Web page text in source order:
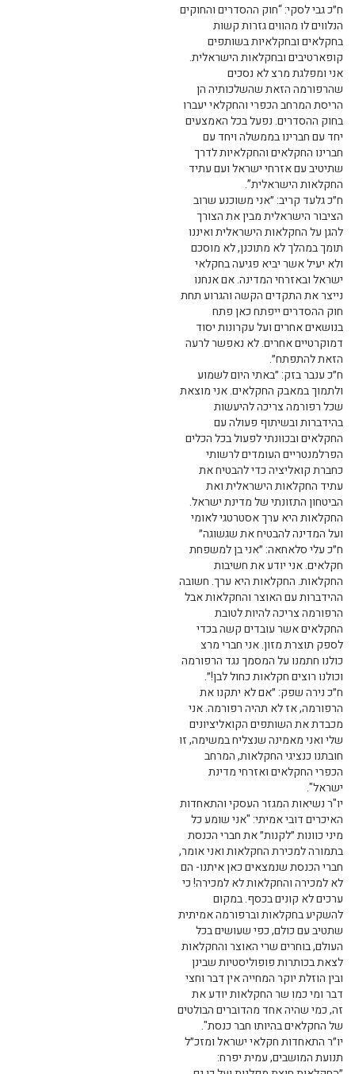
ח״כ גבי לסקי: “חוק ההסדרים והחוקים
הנלווים לו מהווים גזרות קשות
בחקלאים ובחקלאיות בשותפים
קופארטיבים ובחקלאות הישראלית.
אני ומפלגת מרצ לא נסכים
שהרפורמה הזאת שהשלכותיה הן
הריסת המרחב הכפרי והחקלאי יעברו
בחוק ההסדרים. נפעל בכל האמצעים
יחד עם חברינו בממשלה ויחד עם
חברינו החקלאים והחקלאיות לדרך
שתיטיב עם אזרחי ישראל ועם עתיד
החקלאות הישראלית”.
ח״כ גלעד קריב: ״אני משוכנע שרוב
הציבור הישראלית מבין את הצורך
להגן על החקלאות הישראלית ואיננו
תומך במהלך לא מתוכנן, לא מוסכם
ולא יעיל אשר יביא פגיעה בחקלאי
ישראל ובאזרחי המדינה. אם אנחנו
נייצר את התקדים הקשה והגרוע תחת
חוק ההסדרים ייפתח כאן פתח
בנושאים אחרים ועל עקרונות יסוד
דמוקרטיים אחרים. לא נאפשר לרעה
הזאת להתפתח״.
ח״כ ענבר בזק: ״באתי היום לשמוע
ולתמוך במאבק החקלאים. אני מוצאת
שכל רפורמה צריכה להיעשות
בהידברות ובשיתוף פעולה עם
החקלאים ובכוונתי לפעול בכל הכלים
הפרלמנטריים העומדים לרשותי
כחברת קואליציה כדי להבטיח את
עתיד החקלאות הישראלית ואת
הביטחון התזונתי של מדינת ישראל.
החקלאות היא ערך אסטרטגי לאומי
ועל המדינה להבטיח את שגשוגה״
ח״כ עלי סלאחאה: ״אני בן למשפחת
חקלאים. אני יודע את חשיבות
החקלאות. החקלאות היא ערך. חשובה
ההידברות עם האוצר והחקלאות אבל
הרפורמה צריכה להיות לטובת
החקלאים אשר עובדים קשה בכדי
לספק תוצרת מזון. אני חברי מרצ
כולנו חתמנו על המסמך נגד הרפורמה
וכולנו רוצים חקלאות כחול לבן!״.
ח״כ נירה שפק: ״אם לא יתקנו את
הרפורמה, אז לא תהיה רפורמה. אני
מכבדת את השותפים הקואליציונים
שלי ואני מאמינה שנצליח במשימה, זו
חובתנו כנציגי החקלאות, המרחב
הכפרי החקלאים ואזרחי מדינת
ישראל".
יו"ר נשיאות המגזר העסקי והתאחדות
האיכרים דובי אמיתי: "אני שומע כל
מיני כוונות ״לקנות״ את חברי הכנסת
בתמורה למכירת החקלאות ואני אומר,
חברי הכנסת שנמצאים כאן איתנו- הם
לא למכירה והחקלאות לא למכירה! כי
ערכים לא קונים בכסף. במקום
להשקיע בחקלאות וברפורמה אמיתית
שתטיב עם כולם, כפי שעושים בכל
העולם, בוחרים שרי האוצר והחקלאות
לצאת בכותרות פופוליסטיות שבינן
ובין הוזלת יוקר המחייה אין דבר וחצי
דבר ומי כמו שר החקלאות יודע את
זה, כמי שהיה אחד מהדוברים הבולטים
של החקלאים בהיותו חבר כנסת".
יו״ר התאחדות חקלאי ישראל ומזכ״ל
תנועת המושבים, עמית יפרח: